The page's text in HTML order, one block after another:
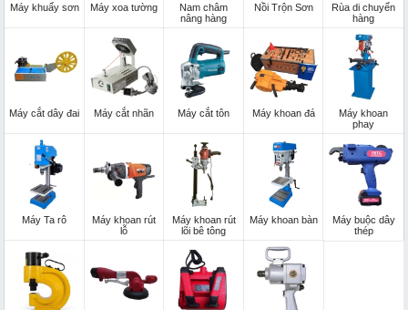
Máy khuấy sơn Máy xoa tường
Nam châm
nâng hàng
Nồi Trộn Sơn
Rùa di chuyển
hàng
Máy cắt dây đai Máy cắt nhãn Máy cắt tôn Máy khoan đá
Máy khoan
phay
Máy Ta rô
Máy khoan rút
lỗ
Máy khoan rút
lõi bê tông
Máy khoan bàn
Máy buộc dây
thép